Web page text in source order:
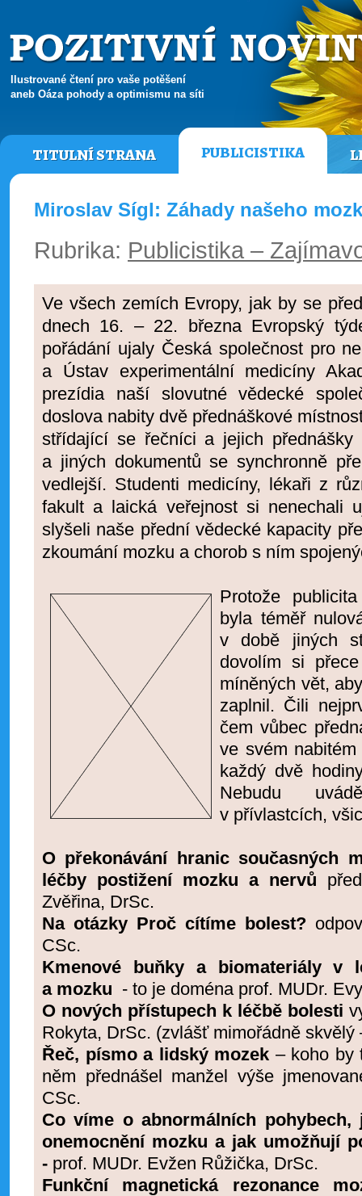
Ilustrované čtení pro vaše potěšení
aneb Oáza pohody a optimismu na síti
TITULNÍ STRANA PUBLICISTIKA
Miroslav Sígl: Záhady našeho
Rubrika: Publicistika –
Ve všech zemích Evropy, jak by se
dnech 16. – 22. března Evropský
pořádání ujaly Česká společnost pro
a Ústav experimentální medicíny
prezídia naší slovutné vědecké
doslova nabity dvě přednáškové
střídající se řečníci a jejich přednášky
a jiných dokumentů se synchronně
vedlejší. Studenti medicíny, lékaři z
fakult a laická veřejnost si nenechali
slyšeli naše přední vědecké kapacity
zkoumání mozku a chorob s ním
Protože
byla téměř
v době jiných
dovolím si
míněných vět,
zaplnil. Čili
čem vůbec
ve svém
každý dvě
Nebudu
v přívlastcích,
O překonávání hranic současných
léčby postižení mozku a nervů
Zvěřina, DrSc.
Na otázky Proč cítíme bolest?
CSc.
Kmenové buňky a biomateriály v
a mozku - to je doména prof. MUDr.
O nových přístupech k léčbě bolesti
Rokyta, DrSc. (zvlášť mimořádně
Řeč, písmo a lidský mozek – koho by
něm přednášel manžel výše
CSc.
Co víme o abnormálních
onemocnění mozku a jak umožňují
- prof. MUDr. Evžen Růžička, DrSc.
Funkční magnetická rezonance